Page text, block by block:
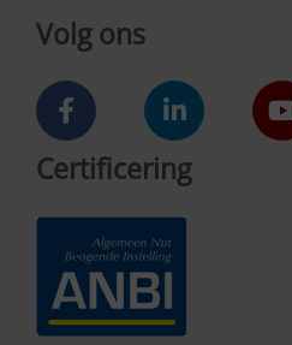
Volg ons
Certificering